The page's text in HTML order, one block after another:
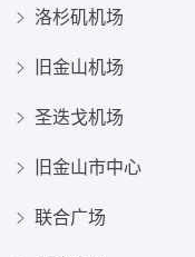
洛杉矶机场
旧金山机场
圣迭戈机场
旧金山市中心
联合广场